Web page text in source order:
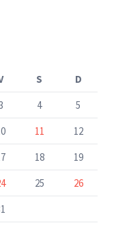
S
D
4
5
11
12
18
19
25
26